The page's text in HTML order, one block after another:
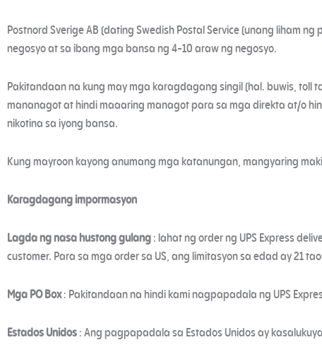
Postnord Sverige AB (dating Swedish Postal Service (unang liham
negosyo at sa ibang mga bansa ng 4-10 araw ng negosyo.
Pakitandaan na kung may mga karagdagang singil (hal. buwis, toll
mananagot at hindi maaaring managot para sa mga direkta at/o
nikotina sa iyong bansa.
Kung mayroon kayong anumang mga katanungan, mangyaring
Karagdagang impormasyon
Lagda ng nasa hustong gulang: lahat ng order ng UPS Express
customer. Para sa mga order sa US, ang limitasyon sa edad ay 21
Mga PO Box: Pakitandaan na hindi kami nagpapadala ng UPS
Estados Unidos: Ang pagpapadala sa Estados Unidos ay